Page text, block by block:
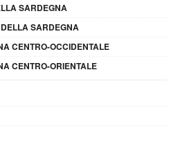
SARDEGNA
SARDEGNA
CENTRO-OCCIDENTALE
CENTRO-ORIENTALE